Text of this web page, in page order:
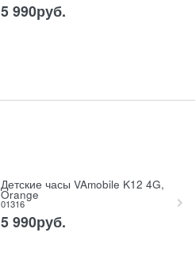
5 990руб.
Детские часы VAmobile K12 4G,
Orange
01316
5 990руб.